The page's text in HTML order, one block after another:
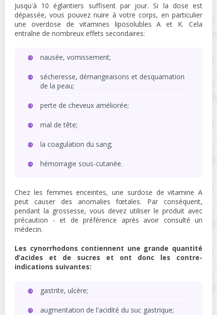
Jusqu'à 10 églantiers suffisent par jour. Si la dose est
dépassée, vous pouvez nuire à votre corps, en particulier
une overdose de vitamines liposolubles A et K. Cela
entraîne de nombreux effets secondaires:
nausée, vomissement;
sécheresse, démangeaisons et desquamation
de la peau;
perte de cheveux améliorée;
mal de tête;
la coagulation du sang;
hémorragie sous-cutanée.
Chez les femmes enceintes, une surdose de vitamine A
peut causer des anomalies fœtales. Par conséquent,
pendant la grossesse, vous devez utiliser le produit avec
précaution - et de préférence après avoir consulté un
médecin.
Les cynorrhodons contiennent une grande quantité
d’acides et de sucres et ont donc les contre-
indications suivantes:
gastrite, ulcère;
augmentation de l'acidité du suc gastrique;